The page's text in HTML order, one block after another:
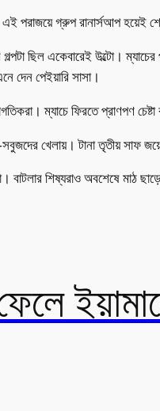
পরাজয়ে গ্রুপ রানার্সআপ হয়েই
ছিল একেবারেই উল্টো।
দেন পেইয়ারি সাসা।
ম্যাচে ফিরতে প্রাণপণ
খেলায়। টানা তৃতীয় সাফ জয়ের
বাটলার শিষ্যরাও অবশেষে মাঠ